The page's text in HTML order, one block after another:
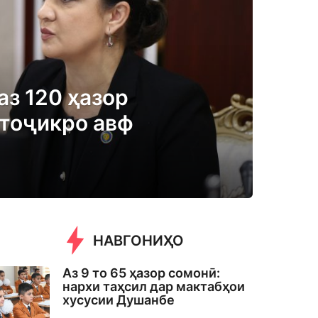
120 ҳазор
авф
НАВГОНИҲО
Аз 9 то 65 ҳазор сомонӣ:
нархи таҳсил дар мактабҳои
хусусии Душанбе